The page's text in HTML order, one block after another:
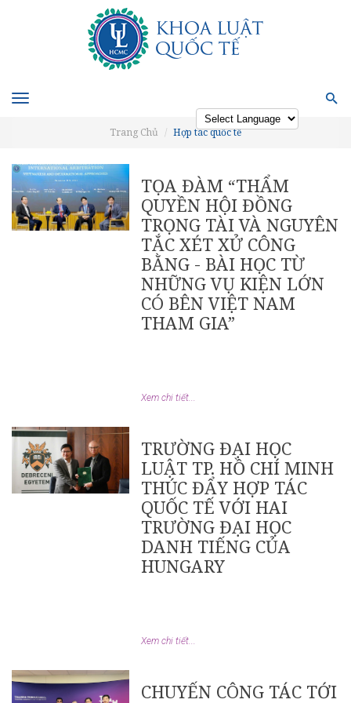
Powered by
Toggle
Trang Chủ Hợp tác quốc tế
TỌA ĐÀM “THẨM
QUYỀN HỘI ĐỒNG
TRỌNG TÀI VÀ NGUYÊN
TẮC XÉT XỬ CÔNG
BẰNG - BÀI HỌC TỪ
NHỮNG VỤ KIỆN LỚN
CÓ BÊN VIỆT NAM
THAM GIA”
Xem chi tiết...
TRƯỜNG ĐẠI HỌC
LUẬT TP. HỒ CHÍ MINH
THÚC ĐẨY HỢP TÁC
QUỐC TẾ VỚI HAI
TRƯỜNG ĐẠI HỌC
DANH TIẾNG CỦA
HUNGARY
Xem chi tiết...
CHUYẾN CÔNG TÁC TỚI